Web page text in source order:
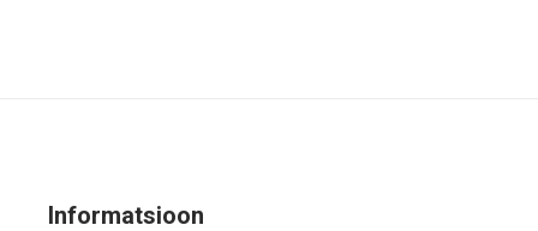
Informatsioon